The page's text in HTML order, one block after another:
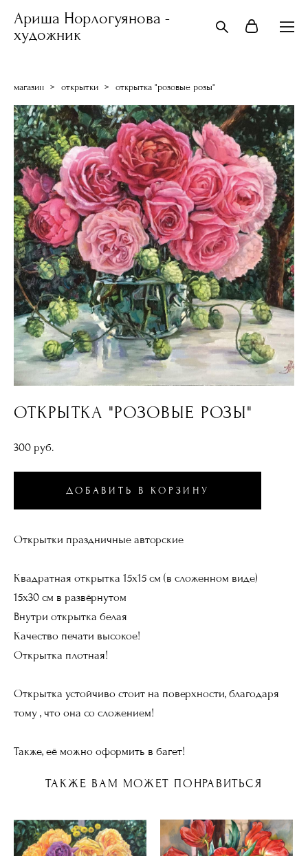
Ариша Норлогуянова -
художник
магазин > открытки > открытка "розовые розы"
ОТКРЫТКА "РОЗОВЫЕ РОЗЫ"
300 pуб.
ДОБАВИТЬ В КОРЗИНУ
Открытки праздничные авторские
Квадратная открытка 15х15 см (в сложенном виде)
15х30 см в развёрнутом
Внутри открытка белая
Качество печати высокое!
Открытка плотная!
Открытка устойчиво стоит на поверхности, благодаря
тому , что она со сложением!
Также, её можно оформить в багет!
ТАКЖЕ ВАМ МОЖЕТ ПОНРАВИТЬСЯ